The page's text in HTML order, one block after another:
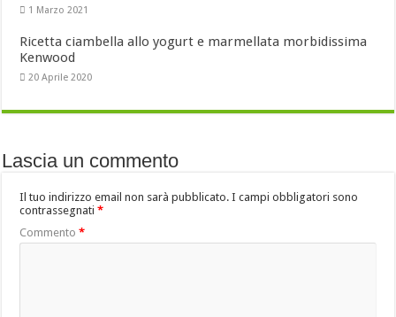
1 Marzo 2021
Ricetta ciambella allo yogurt e marmellata morbidissima
Kenwood
20 Aprile 2020
Lascia un commento
Il tuo indirizzo email non sarà pubblicato. I campi obbligatori sono
contrassegnati*
Commento*